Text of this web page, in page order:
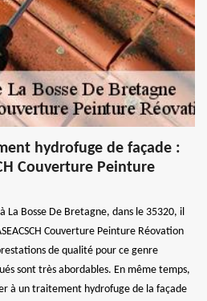
hydrofuge de façade :
Couverture Peinture
La Bosse De Bretagne, dans le 35320, il
Couverture Peinture Réovation
de qualité pour ce genre
sont très abordables. En même temps,
à un traitement hydrofuge de la façade